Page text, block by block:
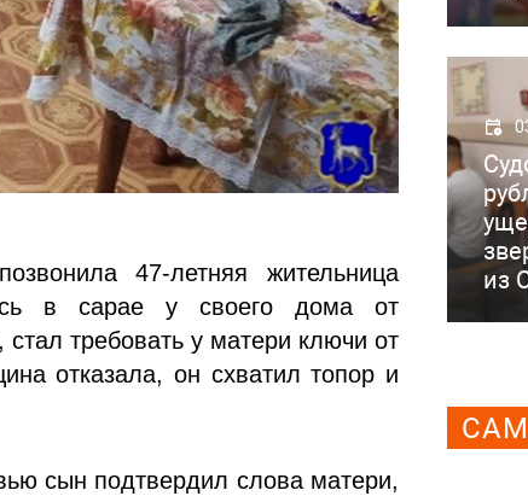
47-летняя жительница
в сарае у своего дома от
требовать у матери ключи от
отказала, он схватил топор и
сын подтвердил слова матери,
из